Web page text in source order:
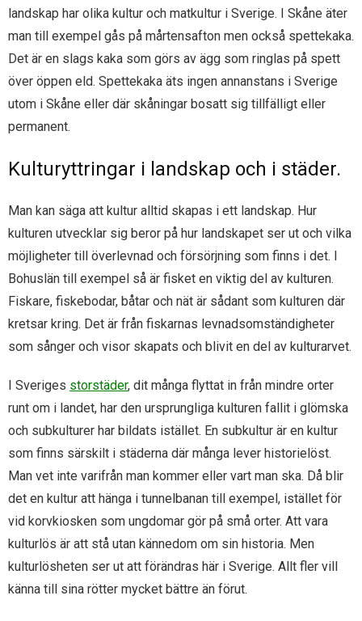
landskap har olika kultur och matkultur i Sverige. I Skåne äter
man till exempel gås på mårtensafton men också spettekaka.
Det är en slags kaka som görs av ägg som ringlas på spett
över öppen eld. Spettekaka äts ingen annanstans i Sverige
utom i Skåne eller där skåningar bosatt sig tillfälligt eller
permanent.
Kulturyttringar i landskap och i städer.
Man kan säga att kultur alltid skapas i ett landskap. Hur
kulturen utvecklar sig beror på hur landskapet ser ut och vilka
möjligheter till överlevnad och försörjning som finns i det. I
Bohuslän till exempel så är fisket en viktig del av kulturen.
Fiskare, fiskebodar, båtar och nät är sådant som kulturen där
kretsar kring. Det är från fiskarnas levnadsomständigheter
som sånger och visor skapats och blivit en del av kulturarvet.
I Sveriges storstäder, dit många flyttat in från mindre orter
runt om i landet, har den ursprungliga kulturen fallit i glömska
och subkulturer har bildats istället. En subkultur är en kultur
som finns särskilt i städerna där många lever historielöst.
Man vet inte varifrån man kommer eller vart man ska. Då blir
det en kultur att hänga i tunnelbanan till exempel, istället för
vid korvkiosken som ungdomar gör på små orter. Att vara
kulturlös är att stå utan kännedom om sin historia. Men
kulturlösheten ser ut att förändras här i Sverige. Allt fler vill
känna till sina rötter mycket bättre än förut.